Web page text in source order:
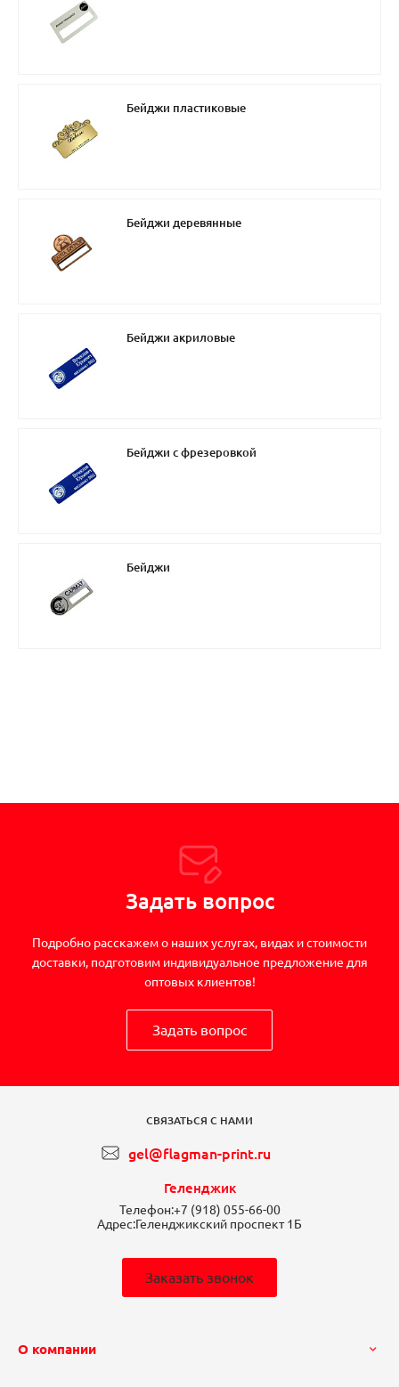
Бейджи пластиковые
Бейджи деревянные
Бейджи акриловые
Бейджи с фрезеровкой
Бейджи
Задать вопрос
Подробно расскажем о наших услугах, видах и стоимости
доставки, подготовим индивидуальное предложение для
оптовых клиентов!
Задать вопрос
СВЯЗАТЬСЯ С НАМИ
gel@flagman-print.ru
Геленджик
Телефон:+7 (918) 055-66-00
Адрес:Геленджикский проспект 1Б
Заказать звонок
О компании